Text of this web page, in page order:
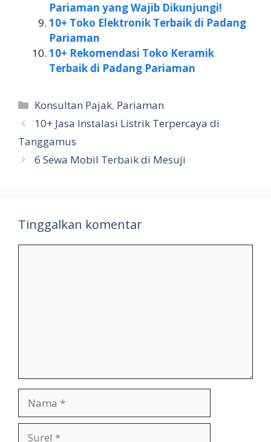
Pariaman yang Wajib Dikunjungi!
10+ Toko Elektronik Terbaik di Padang
Pariaman
10+ Rekomendasi Toko Keramik
Terbaik di Padang Pariaman
Kategori
Konsultan Pajak, Pariaman
10+ Jasa Instalasi Listrik Terpercaya di
Tanggamus
6 Sewa Mobil Terbaik di Mesuji
Tinggalkan komentar